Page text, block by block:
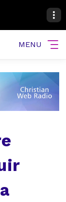
MENU